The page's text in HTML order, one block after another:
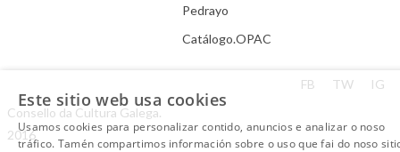
Pedrayo
Catálogo.OPAC
Consello da Cultura Galega.
2016
FB TW IG
Este sitio web usa cookies
Usamos cookies para personalizar contido, anuncios e analizar o noso
tráfico. Tamén compartimos información sobre o uso que fai do noso